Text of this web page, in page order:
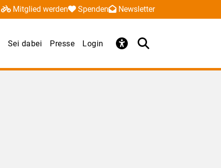
Mitglied werden Spenden Newsletter
Sei dabei Presse Login